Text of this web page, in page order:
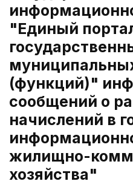
"Единый
(функций)"
сообщений о
начислений в
жилищно-
хозяйства"